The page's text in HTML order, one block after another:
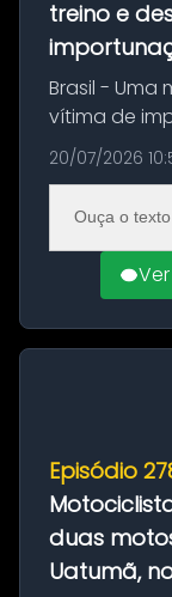
treino e
Brasil - Uma
vítima de
assistir a
treinava na
Feira de
20/07/2026
Ouça o texto
Episódio
duas
Uatumã,